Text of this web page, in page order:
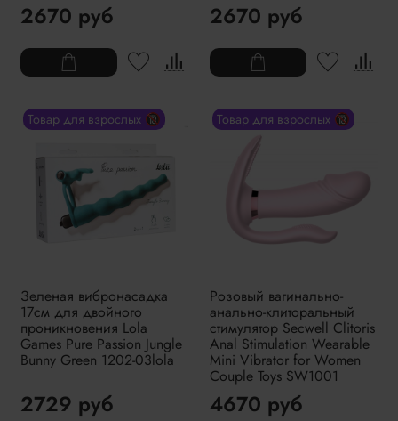
2670 руб 2670 руб
Товар для взрослых 🔞
Зеленая вибронасадка
17см для двойного
проникновения Lola
Games Pure Passion Jungle
Bunny Green 1202-03lola
2729 руб
Товар для взрослых 🔞
Розовый вагинально-
анально-клиторальный
стимулятор Secwell Clitoris
Anal Stimulation Wearable
Mini Vibrator for Women
Couple Toys SW1001
4670 руб